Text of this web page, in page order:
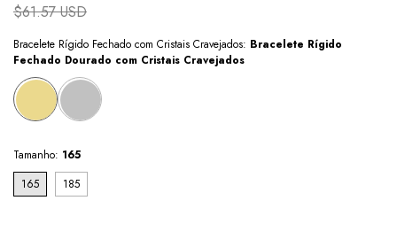
$61.57 USD
Bracelete Rígido Fechado com Cristais Cravejados: Bracelete Rígido
Fechado Dourado com Cristais Cravejados
Tamanho: 165
165
185